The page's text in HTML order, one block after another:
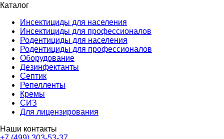
Каталог
Инсектициды для населения
Инсектициды для профессионалов
Родентициды для населения
Родентициды для профессионалов
Оборудование
Дезинфектанты
Септик
Репелленты
Кремы
СИЗ
Для лицензирования
Наши контакты